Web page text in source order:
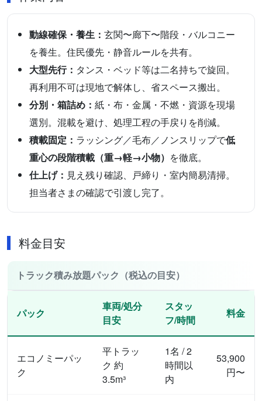
動線確保・養生： 玄関〜廊下〜階段・バルコニー
を養生。住民優先・静音ルールを共有。
大型先行： タンス・ベッド等は二名持ちで旋回。
再利用不可は現地で解体し、省スペース搬出。
分別・箱詰め： 紙・布・金属・不燃・資源を現場
選別。混載を避け、処理工程の手戻りを削減。
積載固定： ラッシング／毛布／ノンスリップで低
重心の段階積載（重→軽→小物） を徹底。
仕上げ： 見え残り確認、戸締り・室内簡易清掃。
担当者さまの確認で引渡し完了。
料金目安
トラック積み放題パック（税込の目安）
パック
車両/処分
目安
スタッ
フ/時間
料金
エコノミーパッ
ク
平トラッ
ク 約
3.5m³
1名 / 2
時間以
内
53,900
円〜